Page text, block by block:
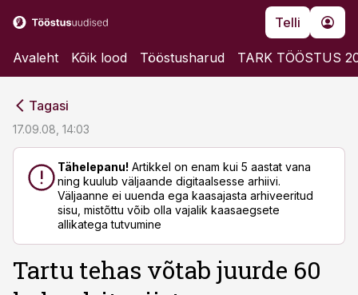
Telli
Avaleht Kõik lood Tööstusharud TARK TÖÖSTUS
Tagasi
17.09.08, 14:03
Tähelepanu! Artikkel on enam kui 5 aastat vana
ning kuulub väljaande digitaalsesse arhiivi.
Väljaanne ei uuenda ega kaasajasta arhiveeritud
sisu, mistõttu võib olla vajalik kaasaegsete
allikatega tutvumine
Tartu tehas võtab juurde 60